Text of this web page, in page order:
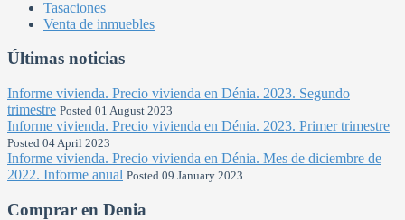
Tasaciones
Venta de inmuebles
Últimas noticias
Informe vivienda. Precio vivienda en Dénia. 2023. Segundo
trimestre Posted 01 August 2023
Informe vivienda. Precio vivienda en Dénia. 2023. Primer trimestre
Posted 04 April 2023
Informe vivienda. Precio vivienda en Dénia. Mes de diciembre de
2022. Informe anual Posted 09 January 2023
Comprar en Denia